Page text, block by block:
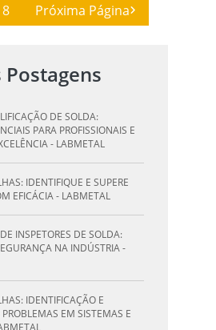
8 Próxima Página
DE SOLDA:
PARA PROFISSIONAIS E
- LABMETAL
IDENTIFIQUE E SUPERE
EFICÁCIA - LABMETAL
INSPETORES DE SOLDA:
NA INDÚSTRIA -
IDENTIFICAÇÃO E
EM SISTEMAS E